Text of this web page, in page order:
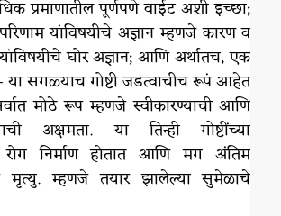
प्रमाणातील पूर्णपणे वाईट अशी इच्छा;
यांविषयीचे अज्ञान म्हणजे कारण व
घोर अज्ञान; आणि अर्थातच, एक
या सगळ्याच गोष्टी जडत्वाचीच रूपं आहेत
मोठे रूप म्हणजे स्वीकारण्याची आणि
अक्षमता. या तिन्ही गोष्टींच्या
रोग निर्माण होतात आणि मग अंतिम
मृत्यु. म्हणजे तयार झालेल्या सुमेळाचे